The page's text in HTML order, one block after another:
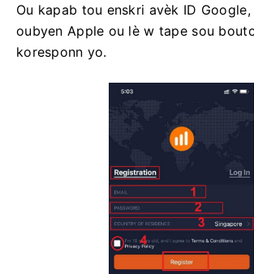
Ou kapab tou enskri avèk ID
oubyen Apple ou lè w tape sou
koresponn yo.